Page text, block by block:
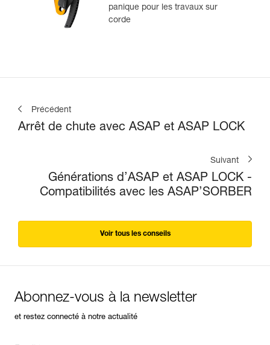
panique pour les travaux sur
corde
Précédent
Arrêt de chute avec ASAP et ASAP LOCK
Suivant
Générations d’ASAP et ASAP LOCK -
Compatibilités avec les ASAP’SORBER
Voir tous les conseils
Abonnez-vous à la newsletter
et restez connecté à notre actualité